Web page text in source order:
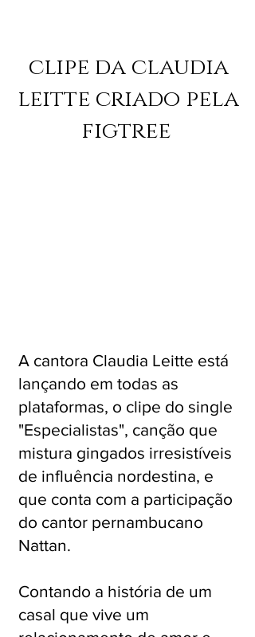
clipe da claudia
leitte criado pela
figtree
A cantora Claudia Leitte está
lançando em todas as
plataformas, o clipe do single
"Especialistas", canção que
mistura gingados irresistíveis
de influência nordestina, e
que conta com a participação
do cantor pernambucano
Nattan.
Contando a história de um
casal que vive um